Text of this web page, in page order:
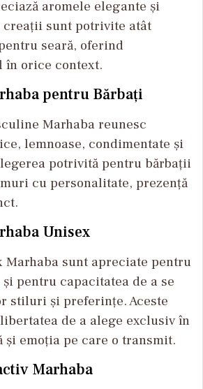
aromele elegante și
creații sunt potrivite atât
seară, oferind
în orice context.
pentru Bărbați
Marhaba reunesc
lemnoase, condimentate și
potrivită pentru bărbații
cu personalitate, prezență
Unisex
Marhaba sunt apreciate pentru
pentru capacitatea de a se
stiluri și preferințe. Aceste
de a alege exclusiv în
și emoția pe care o transmit.
Marhaba